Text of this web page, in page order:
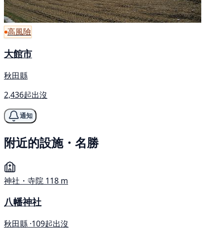
高風險
大館市
秋田縣
2,436起出沒
通知
附近的設施・名勝
神社・寺院 118 m
八幡神社
秋田縣 ·109起出沒